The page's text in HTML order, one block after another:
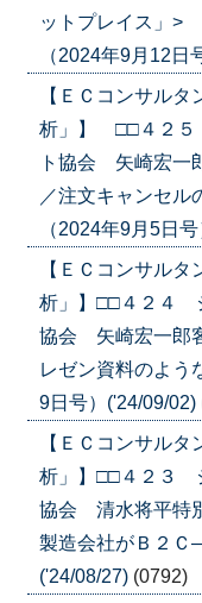
ットプレイス」>
（2024年9月12日
【ＥＣコンサル
析」】 □□４２５
ト協会 矢崎宏一
／注文キャンセル
（2024年9月5日
【ＥＣコンサル
析」】□□４２４
協会 矢崎宏一
レゼン資料のよう
9日号）('24/09/02)
【ＥＣコンサル
析」】□□４２３
協会 清水将平特
製造会社がＢ２Ｃ
('24/08/27) (0792)